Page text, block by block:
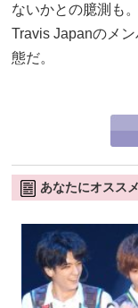
ないかとの臆測も
Travis Japanのメ
態だ。
あなたにオススメ